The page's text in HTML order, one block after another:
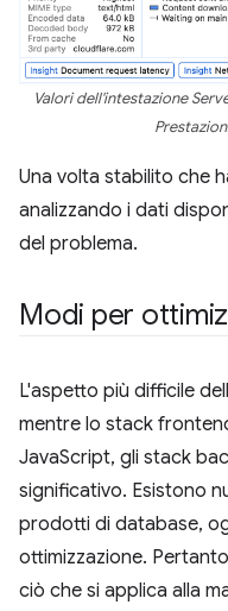
Valori dell'intestazione
Una volta stabilito che
analizzando i dati
del problema.
Modi per
L'aspetto più difficile
mentre lo stack
JavaScript, gli stack
significativo. Esistono
prodotti di database,
ottimizzazione.
ciò che si applica alla